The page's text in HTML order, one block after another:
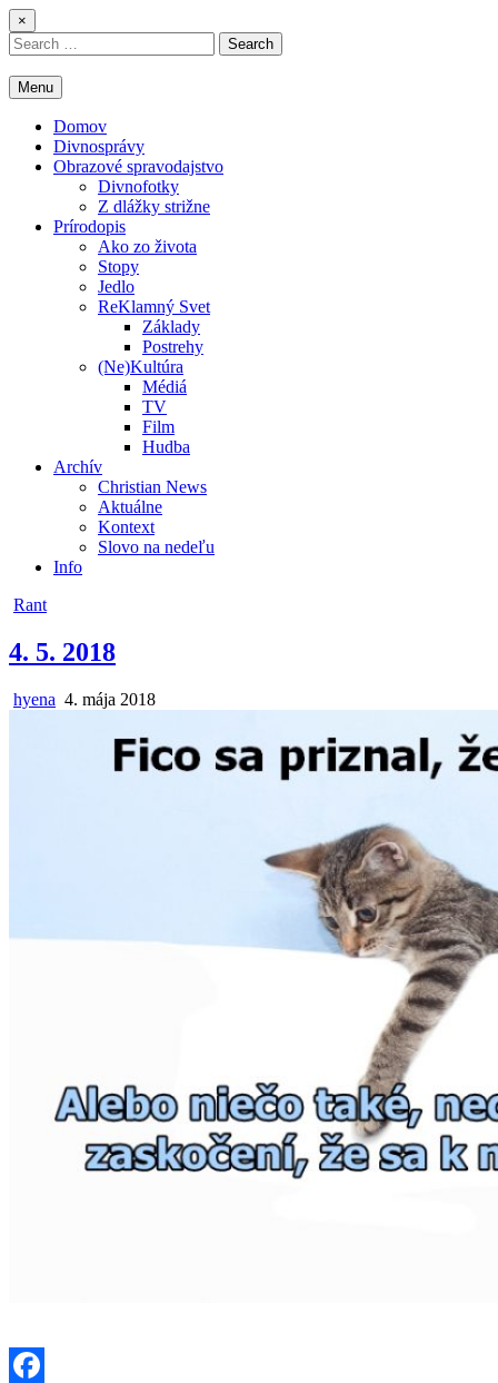
Skip
to
content
×
Search
for:
Menu
Domov
Divnosprávy
Obrazové spravodajstvo
Divnofotky
Z dlážky strižne
Prírodopis
Ako zo života
Stopy
Jedlo
ReKlamný Svet
Základy
Postrehy
(Ne)Kultúra
Médiá
TV
Film
Hudba
Archív
Christian News
Aktuálne
Kontext
Slovo na nedeľu
Info
Posted
Rant
4. 5. 2018
Author:
hyena Published
4. mája 2018